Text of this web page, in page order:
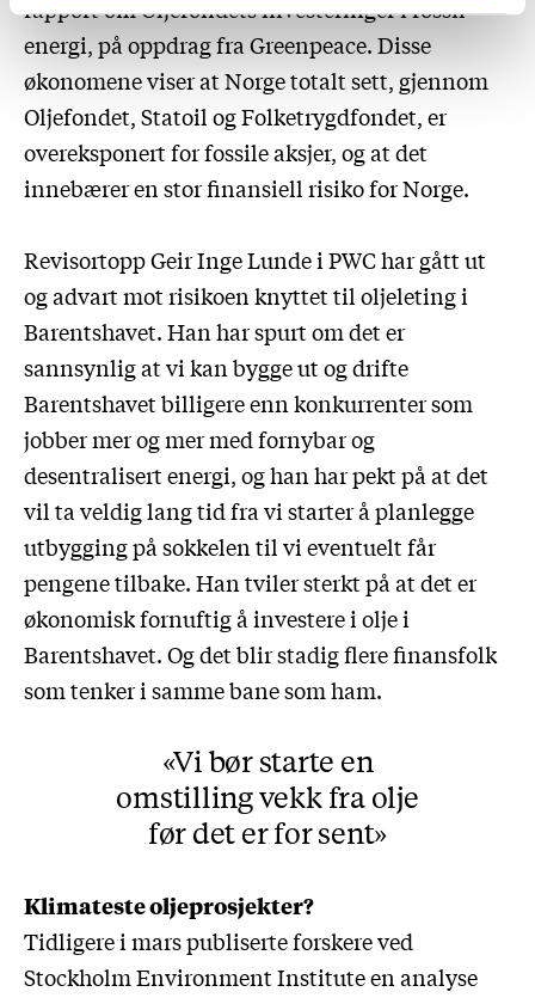
rapport om Oljefondets investeringer i fossil
energi, på oppdrag fra Greenpeace. Disse
økonomene viser at Norge totalt sett, gjennom
Oljefondet, Statoil og Folketrygdfondet, er
overeksponert for fossile aksjer, og at det
innebærer en stor finansiell risiko for Norge.
Revisortopp Geir Inge Lunde i PWC har gått ut
og advart mot risikoen knyttet til oljeleting i
Barentshavet. Han har spurt om det er
sannsynlig at vi kan bygge ut og drifte
Barentshavet billigere enn konkurrenter som
jobber mer og mer med fornybar og
desentralisert energi, og han har pekt på at det
vil ta veldig lang tid fra vi starter å planlegge
utbygging på sokkelen til vi eventuelt får
pengene tilbake. Han tviler sterkt på at det er
økonomisk fornuftig å investere i olje i
Barentshavet. Og det blir stadig flere finansfolk
som tenker i samme bane som ham.
Vi bør starte en
omstilling vekk fra olje
før det er for sent
Klimateste oljeprosjekter?
Tidligere i mars publiserte forskere ved
Stockholm Environment Institute en analyse